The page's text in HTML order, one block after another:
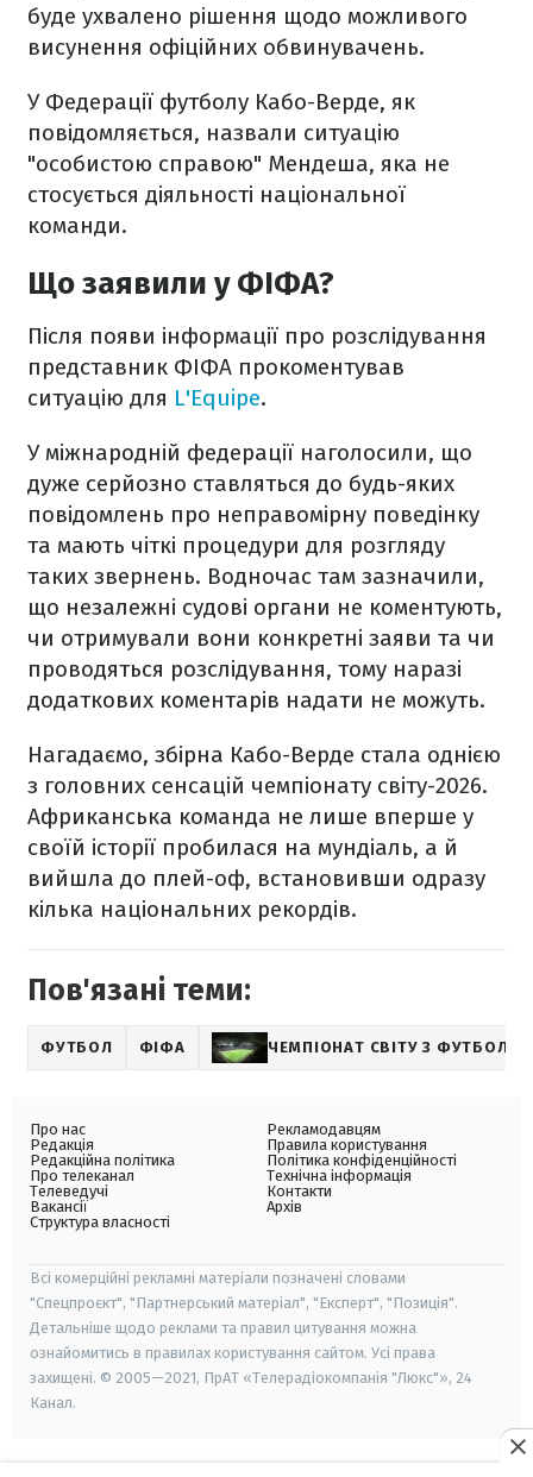
буде ухвалено рішення щодо можливого
висунення офіційних обвинувачень.
У Федерації футболу Кабо-Верде, як
повідомляється, назвали ситуацію
"особистою справою" Мендеша, яка не
стосується діяльності національної
команди.
Що заявили у ФІФА?
Після появи інформації про розслідування
представник ФІФА прокоментував
ситуацію для L'Equipe.
У міжнародній федерації наголосили, що
дуже серйозно ставляться до будь-яких
повідомлень про неправомірну поведінку
та мають чіткі процедури для розгляду
таких звернень. Водночас там зазначили,
що незалежні судові органи не коментують,
чи отримували вони конкретні заяви та чи
проводяться розслідування, тому наразі
додаткових коментарів надати не можуть.
Нагадаємо, збірна Кабо-Верде стала однією
з головних сенсацій чемпіонату світу-2026.
Африканська команда не лише вперше у
своїй історії пробилася на мундіаль, а й
вийшла до плей-оф, встановивши одразу
кілька національних рекордів.
Пов'язані теми:
ФУТБОЛ ФІФА ЧЕМПІОНАТ СВІТУ З ФУТБОЛУ
Про нас
Редакція
Редакційна політика
Про телеканал
Телеведучі
Вакансії
Структура власності
Рекламодавцям
Правила користування
Політика конфіденційності
Технічна інформація
Контакти
Архів
Всі комерційні рекламні матеріали позначені словами
"Спецпроєкт", "Партнерський матеріал", "Експерт", "Позиція".
Детальніше щодо реклами та правил цитування можна
ознайомитись в правилах користування сайтом. Усі права
захищені. © 2005—2021, ПрАТ «Телерадіокомпанія "Люкс"», 24
Канал.